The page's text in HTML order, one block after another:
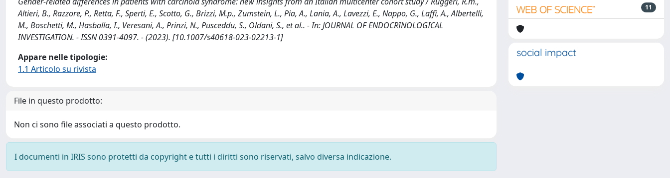
Altieri, B., Razzore, P., Retta, F., Sperti, E., Scotto, G., Brizzi, M.p., Zumstein, L., Pia, A., Lania, A., Lavezzi, E., Nappo, G., Laffi, A., Albertelli,
M., Boschetti, M., Hasballa, I., Veresani, A., Prinzi, N., Pusceddu, S., Oldani, S., et al.. - In: JOURNAL OF ENDOCRINOLOGICAL
INVESTIGATION. - ISSN 0391-4097. - (2023). [10.1007/s40618-023-02213-1]
Appare nelle tipologie:
1.1 Articolo su rivista
File in questo prodotto:
Non ci sono file associati a questo prodotto.
I documenti in IRIS sono protetti da copyright e tutti i diritti sono riservati, salvo diversa indicazione.
11
social impact